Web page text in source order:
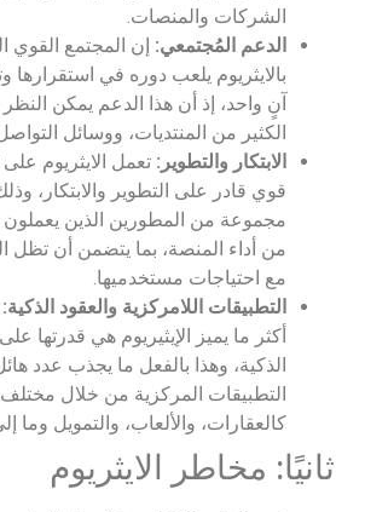
الشركات والمنصات.
الدعم المُجتمعي: إن المجتمع القوي
بالايثريوم يلعب دوره في استقرارها
آنٍ واحد، إذ أن هذا الدعم يمكن
الكثير من المنتديات، ووسائل
الابتكار والتطوير: تعمل الايثريوم
قوي قادر على التطوير والابتكار،
مجموعة من المطورين الذين
من أداء المنصة، بما يتضمن أن تظل
مع احتياجات مستخدميها.
التطبيقات اللامركزية والعقود الذكية:
أكثر ما يميز الإيثيريوم هي قدرتها
الذكية، وهذا بالفعل ما يجذب عدد
التطبيقات المركزية من خلال
كالعقارات، والألعاب، والتمويل وما
ثانيًا: مخاطر الايثريوم